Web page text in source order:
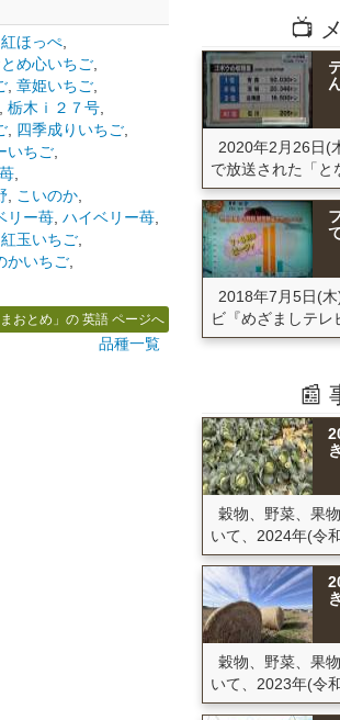
紅ほっぺ
め心いちご
章姫いちご
栃木ｉ２７号
四季成りいちご
いちご
こいのか
リー苺 ハイベリー苺
紅玉いちご
かいちご
まおとめ」の 英語 ページへ
品種一覧
📺
2020年2月26日(
で放送された「と
2018年7月5日(
ビ『めざましテレ
📰
穀物、野菜、果
いて、2024年(令
穀物、野菜、果
いて、2023年(令